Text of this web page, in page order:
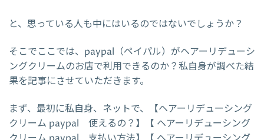
と、思っている人も中にはいるのではないでしょうか？
そこでここでは、paypal（ペイパル）がヘアーリデューシ
ングクリームのお店で利用できるのか？私自身が調べた結
果を記事にさせていただきます。
まず、最初に私自身、ネットで、【ヘアーリデューシング
クリーム paypal 使えるの？】【 ヘアーリデューシング